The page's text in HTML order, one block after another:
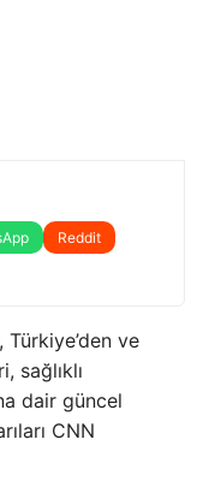
Reddit
Türkiye’den ve
sağlıklı
dair güncel
CNN